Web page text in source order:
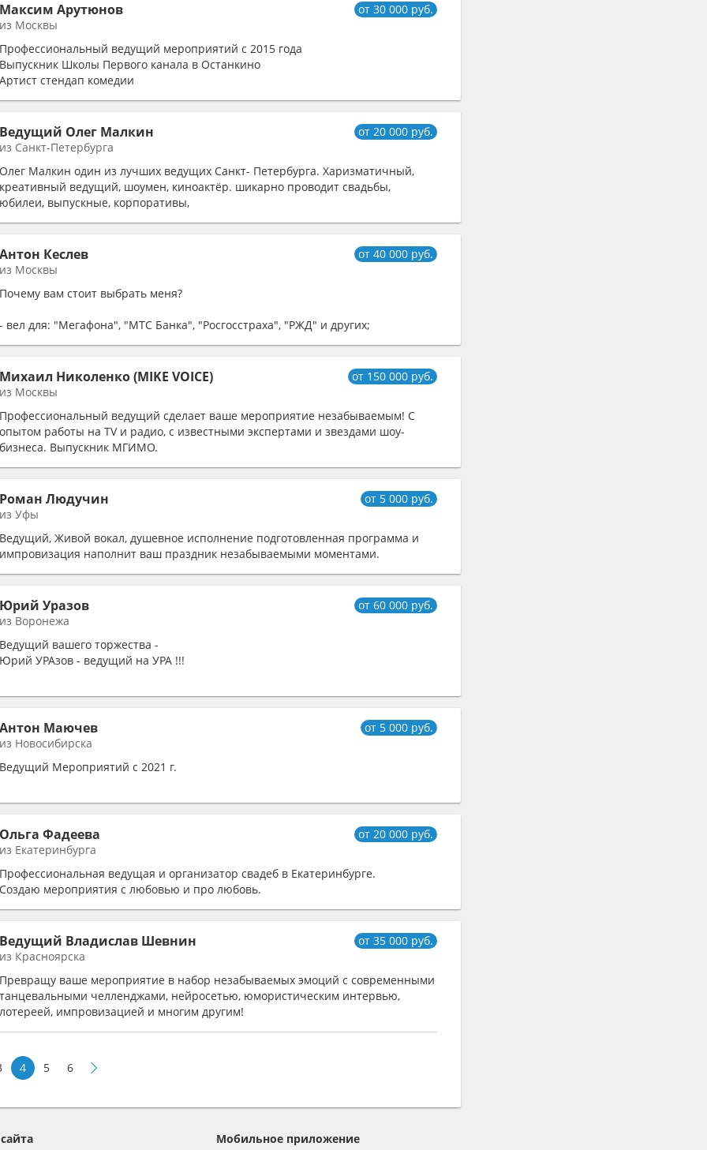
Максим Арутюнов
от 30 000 руб.
из Москвы
Профессиональный ведущий мероприятий с 2015 года
Выпускник Школы Первого канала в Останкино
Артист стендап комедии
Ведущий Олег Малкин
от 20 000 руб.
из Санкт-Петербурга
Олег Малкин один из лучших ведущих Санкт- Петербурга. Харизматичный,
креативный ведущий, шоумен, киноактёр. шикарно проводит свадьбы,
юбилеи, выпускные, корпоративы,
Антон Кеслев
от 40 000 руб.
из Москвы
Почему вам стоит выбрать меня?
- вел для: "Мегафона", "МТС Банка", "Росгосстраха", "РЖД" и других;
смеха)
Михаил Николенко (MIKE VOICE)
от 150 000 руб.
из Москвы
Профессиональный ведущий сделает ваше мероприятие незабываемым! С
опытом работы на TV и радио, с известными экспертами и звездами шоу-
бизнеса. Выпускник МГИМО.
Роман Людучин
от 5 000 руб.
из Уфы
Ведущий, Живой вокал, душевное исполнение подготовленная программа и
импровизация наполнит ваш праздник незабываемыми моментами.
Юрий Уразов
от 60 000 руб.
из Воронежа
Ведущий вашего торжества -
Юрий УРАзов - ведущий на УРА !!!
Свадебный банкет,
Корпоратив ,
Антон Маючев
от 5 000 руб.
из Новосибирска
Ведущий Мероприятий с 2021 г.
Ольга Фадеева
от 20 000 руб.
из Екатеринбурга
Профессиональная ведущая и организатор свадеб в Екатеринбурге.
Создаю мероприятия с любовью и про любовь.
Ведущий Владислав Шевнин
от 35 000 руб.
из Красноярска
Превращу ваше мероприятие в набор незабываемых эмоций с современными
танцевальными челленджами, нейросетью, юмористическим интервью,
лотереей, импровизацией и многим другим!
4 5 6
Мобильное приложение